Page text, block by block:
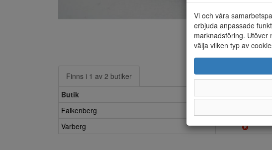
Finns i 1 av 2 butiker
Butik
3,5
Falkenberg
Varberg
Vi och våra
erbjuda anpassade
marknadsföring. Utöver
välja vilken typ av